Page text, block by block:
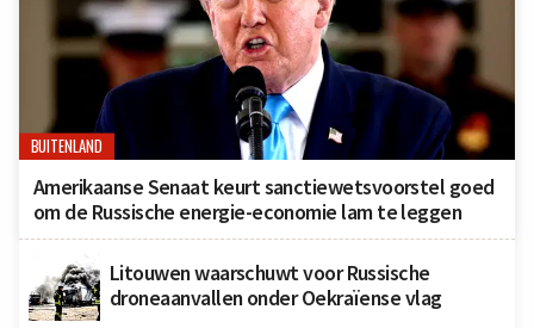
BUITENLAND
Amerikaanse Senaat keurt sanctiewetsvoorstel goed
om de Russische energie-economie lam te leggen
Litouwen waarschuwt voor Russische
droneaanvallen onder Oekraïense vlag